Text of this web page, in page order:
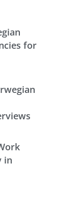
for
in